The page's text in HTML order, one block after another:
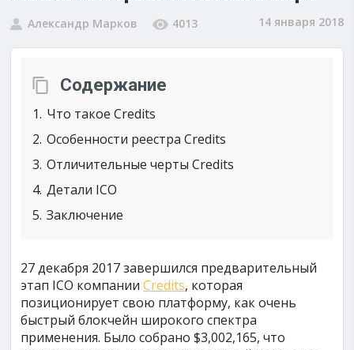
Александр Марков 4013 14 января 2018
Содержание
1 Что такое Credits
2 Особенности реестра Credits
3 Отличительные черты Credits
4 Детали ICO
5 Заключение
27 декабря 2017 завершился предварительный
этап ICO компанииCredits, которая
позиционирует свою платформу, как очень
быстрый блокчейн широкого спектра
применения. Было собрано $3,002,165, что